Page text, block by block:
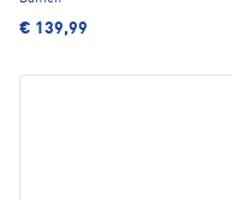
€ 139,99